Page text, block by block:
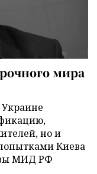
мира
но и
Киева
МИД РФ